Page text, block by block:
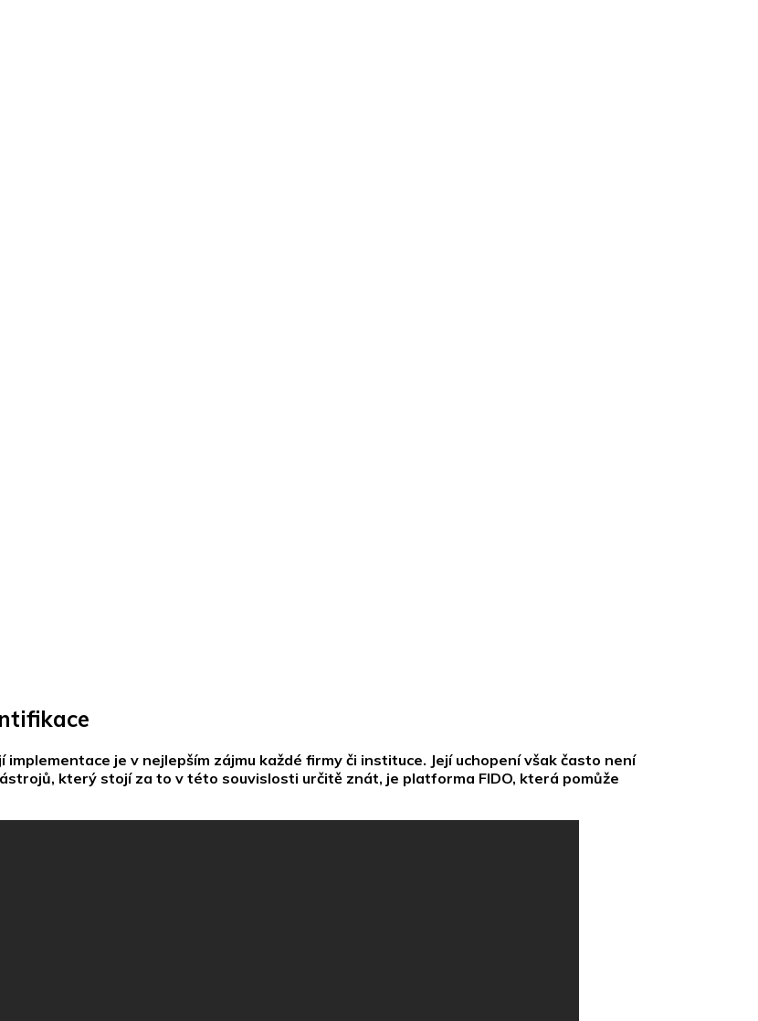
je v nejlepším zájmu každé firmy či instituce. Její uchopení však často není
který stojí za to v této souvislosti určitě znát, je platforma FIDO, která pomůže